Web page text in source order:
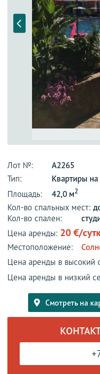
Лот №:
А2265
Тип:
Квартиры
Площадь:
42,0 м2
Кол-во спальных мест:
Кол-во спален:
Цена аренды: 20 €/
Местоположение:
Цена аренды в высокий
Цена аренды в низкий
Смотреть на